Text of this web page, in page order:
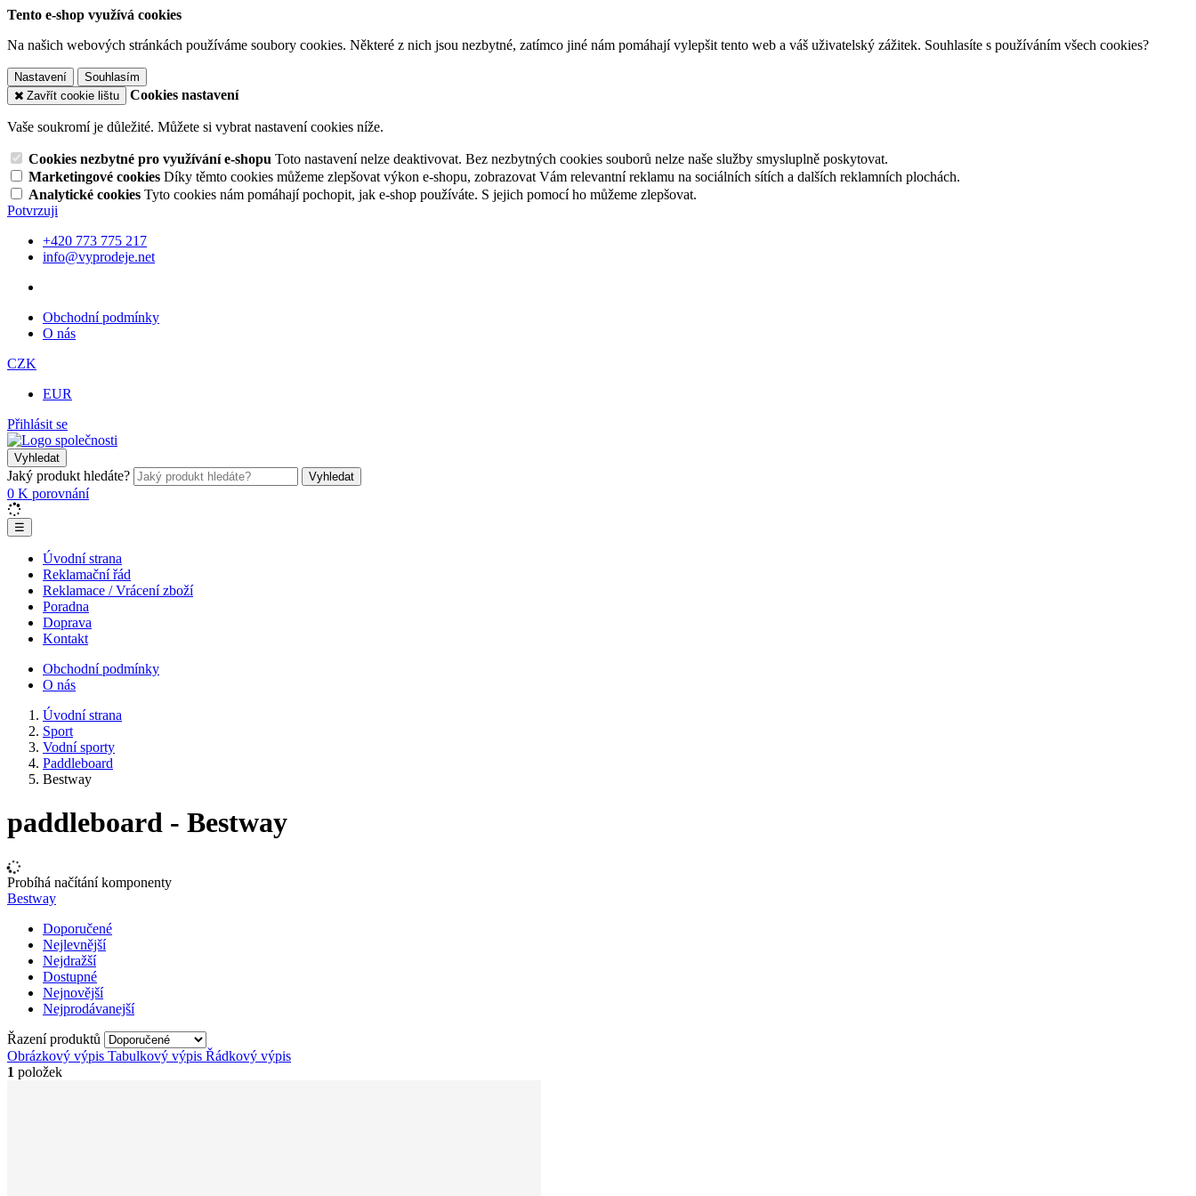
Tento e-shop využívá cookies
Na našich webových stránkách používáme soubory cookies. Některé z nich jsou nezbytné, zatímco jiné nám pomáhají vylepšit tento web a váš uživatelský zážitek. Souhlasíte s používáním všech cookies?
Nastavení
Souhlasím
Zavřít cookie lištu
Cookies nastavení
Vaše soukromí je důležité. Můžete si vybrat nastavení cookies níže.
Cookies nezbytné pro využívání e-shopu Toto nastavení nelze deaktivovat. Bez nezbytných cookies souborů nelze naše služby smysluplně poskytovat.
Marketingové cookies Díky těmto cookies můžeme zlepšovat výkon e-shopu, zobrazovat Vám relevantní reklamu na sociálních sítích a dalších reklamních plochách.
Analytické cookies Tyto cookies nám pomáhají pochopit, jak e-shop používáte. S jejich pomocí ho můžeme zlepšovat.
Potvrzuji
+420 773 775 217
info@vyprodeje.net
Obchodní podmínky
O nás
CZK
EUR
Přihlásit se
Vyhledat
Jaký produkt hledáte? Vyhledat
0 K porovnání
☰
Úvodní strana
Reklamační řád
Reklamace / Vrácení zboží
Poradna
Doprava
Kontakt
Obchodní podmínky
O nás
Úvodní strana
Sport
Vodní sporty
Paddleboard
Bestway
paddleboard - Bestway
Probíhá načítání komponenty
Bestway
Doporučené
Nejlevnější
Nejdražší
Dostupné
Nejnovější
Nejprodávanejší
Řazení produktů
Obrázkový výpis Tabulkový výpis Řádkový výpis
1 položek